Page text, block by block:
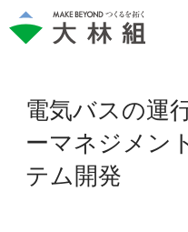
電気バスの運
ーマネジメン
テム開発